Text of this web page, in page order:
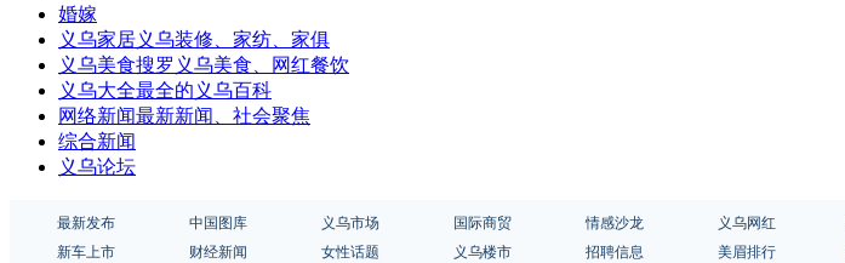
婚嫁
义乌家居义乌装修、家纺、家俱
义乌美食搜罗义乌美食、网红餐饮
义乌大全最全的义乌百科
网络新闻最新新闻、社会聚焦
综合新闻
义乌论坛
最新发布 中国图库 义乌市场 国际商贸 情感沙龙 义乌网红
新车上市
财经新闻 女性话题 义乌楼市 招聘信息 美眉排行